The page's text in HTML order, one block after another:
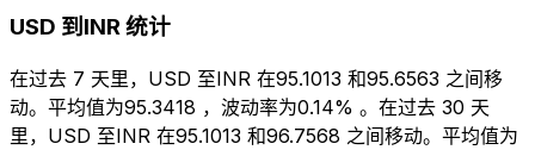
USD 到INR 统计
在过去 7 天里，USD 至INR 在95.1013 和95.6563 之间移
动。平均值为95.3418 ，波动率为0.14% 。在过去 30 天
里，USD 至INR 在95.1013 和96.7568 之间移动。平均值为